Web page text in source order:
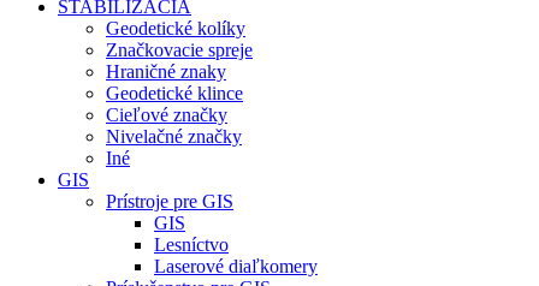
STABILIZÁCIA
Geodetické kolíky
Značkovacie spreje
Hraničné znaky
Geodetické klince
Cieľové značky
Nivelačné značky
Iné
GIS
Prístroje pre GIS
GIS
Lesníctvo
Laserové diaľkomery